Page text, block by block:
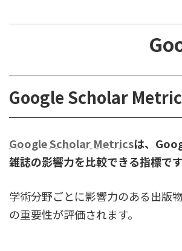
指標が対象とする
2.Google Scholar
2.2.h5-indexの意味
3.Google Scholar Metrics
Google Scholar
Google Scholar Metricsは、
雑誌の影響力を比較できる指標です
学術分野ごとに影響力のある出版
の重要性が評価されます。